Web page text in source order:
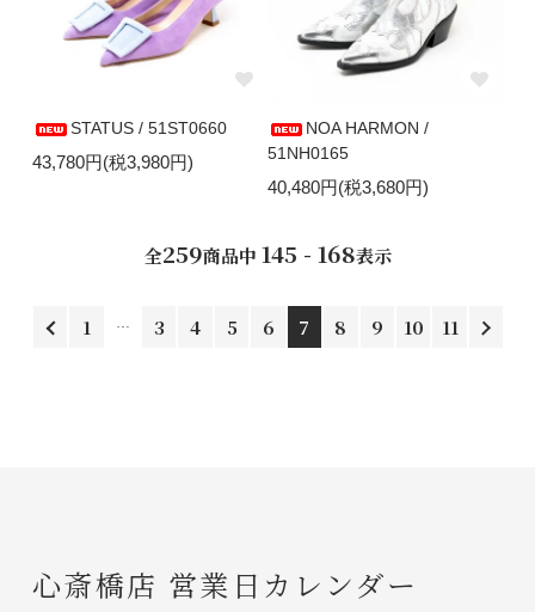
STATUS / 51ST0660
43,780円(税3,980円)
NOA HARMON /
51NH0165
40,480円(税3,680円)
全259商品中 145 - 168表示
1 3 4 5 6 7 8 9 10 11
心斎橋店 営業日カレンダー